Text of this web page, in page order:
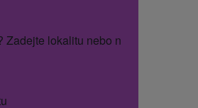
Zadejte lokalitu nebo název hotelu.